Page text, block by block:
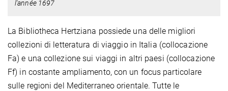
l'année 1697
La Bibliotheca Hertziana possiede una delle migliori
collezioni di letteratura di viaggio in Italia (collocazione
Fa) e una collezione sui viaggi in altri paesi (collocazione
Ff) in costante ampliamento, con un focus particolare
sulle regioni del Mediterraneo orientale. Tutte le